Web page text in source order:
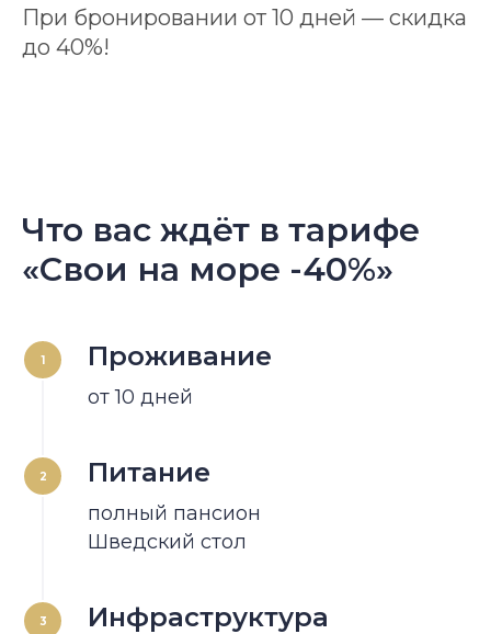
При бронировании от 10 дней — скидка
до 40%!
Что вас ждёт в тарифе
«Свои на море -40%»
1 Проживание
от 10 дней
2 Питание
полный пансион
Шведский стол
3 Инфраструктура